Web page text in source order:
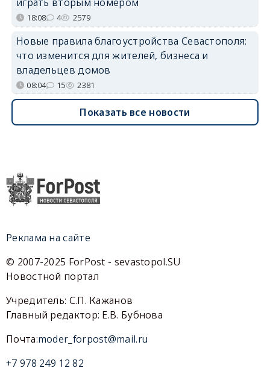
18:08 4 2579
Новые правила благоустройства Севастополя:
что изменится для жителей, бизнеса и
владельцев домов
08:04 15 2381
Показать все новости
Реклама на сайте
© 2007-2025 ForPost - sevastopol.SU
Новостной портал
Учредитель: С.П. Кажанов
Главный редактор: Е.В. Бубнова
Почта:moder_forpost@mail.ru
+7 978 249 12 82